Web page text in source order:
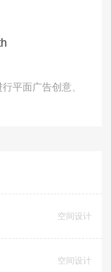
平面广告创意、
空间设计
空间设计